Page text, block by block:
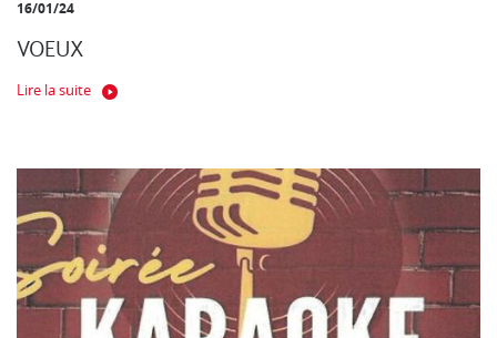
16/01/24
VOEUX
Lire la suite